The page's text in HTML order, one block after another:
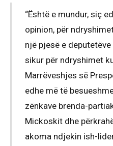
“Është e mundur, siç
opinion, për
një pjesë e
sikur për ndryshimet
Marrëveshjes së
edhe më të
zënkave brenda-
Mickoskit dhe
akoma ndjekin ish-